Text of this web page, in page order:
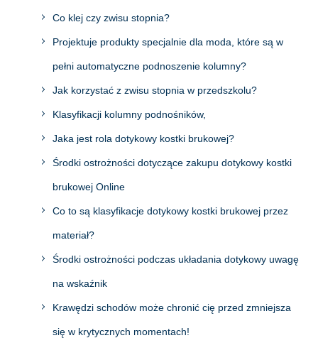
Co klej czy zwisu stopnia?
Projektuje produkty specjalnie dla moda, które są w
pełni automatyczne podnoszenie kolumny?
Jak korzystać z zwisu stopnia w przedszkolu?
Klasyfikacji kolumny podnośników,
Jaka jest rola dotykowy kostki brukowej?
Środki ostrożności dotyczące zakupu dotykowy kostki
brukowej Online
Co to są klasyfikacje dotykowy kostki brukowej przez
materiał?
Środki ostrożności podczas układania dotykowy uwagę
na wskaźnik
Krawędzi schodów może chronić cię przed zmniejsza
się w krytycznych momentach!